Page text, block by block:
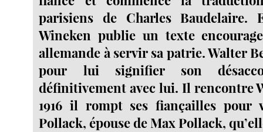
parisiens de Charles Baudelaire.
Wineken publie un texte
allemande à servir sa patrie. Walter
pour lui signifier son
définitivement avec lui. Il rencontre
1916 il rompt ses fiançailles pour
Pollack, épouse de Max Pollack,